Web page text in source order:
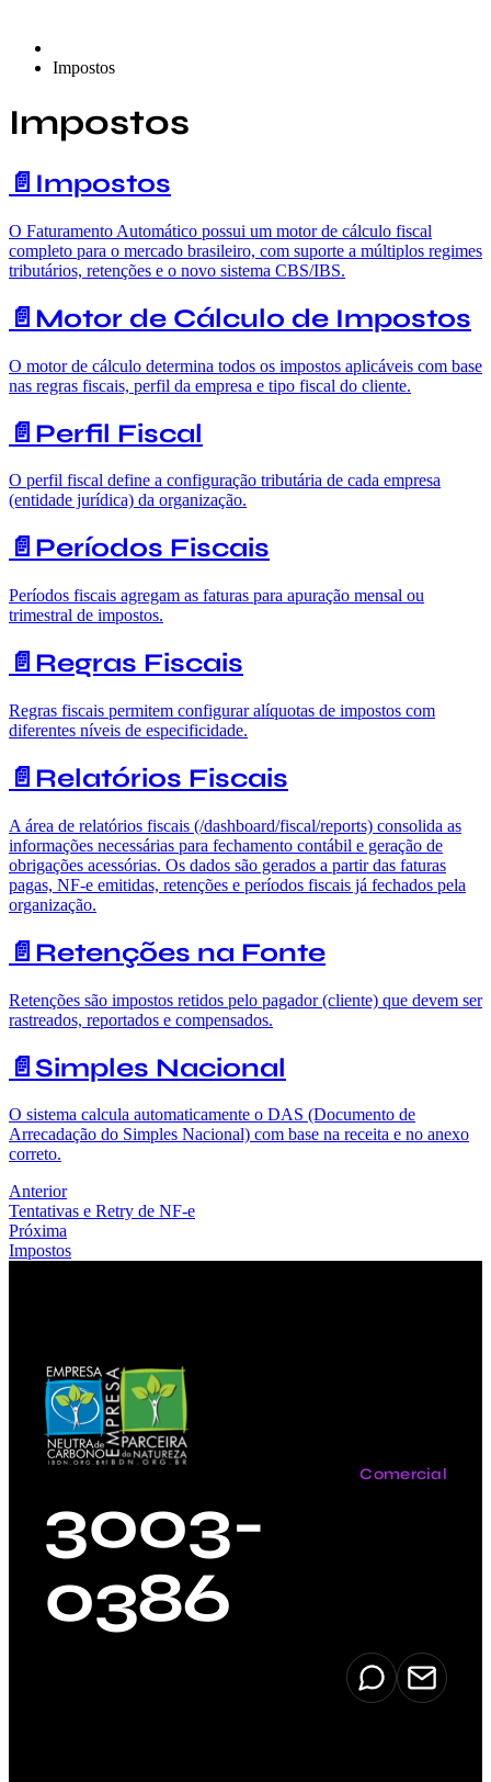
Impostos
Impostos
📄️ Impostos
O Faturamento Automático possui um motor de cálculo fiscal
completo para o mercado brasileiro, com suporte a múltiplos regimes
tributários, retenções e o novo sistema CBS/IBS.
📄️ Motor de Cálculo de Impostos
O motor de cálculo determina todos os impostos aplicáveis com base
nas regras fiscais, perfil da empresa e tipo fiscal do cliente.
📄️ Perfil Fiscal
O perfil fiscal define a configuração tributária de cada empresa
(entidade jurídica) da organização.
📄️ Períodos Fiscais
Períodos fiscais agregam as faturas para apuração mensal ou
trimestral de impostos.
📄️ Regras Fiscais
Regras fiscais permitem configurar alíquotas de impostos com
diferentes níveis de especificidade.
📄️ Relatórios Fiscais
A área de relatórios fiscais (/dashboard/fiscal/reports) consolida as
informações necessárias para fechamento contábil e geração de
obrigações acessórias. Os dados são gerados a partir das faturas
pagas, NF-e emitidas, retenções e períodos fiscais já fechados pela
organização.
📄️ Retenções na Fonte
Retenções são impostos retidos pelo pagador (cliente) que devem ser
rastreados, reportados e compensados.
📄️ Simples Nacional
O sistema calcula automaticamente o DAS (Documento de
Arrecadação do Simples Nacional) com base na receita e no anexo
correto.
Anterior
Tentativas e Retry de NF-e
Próxima
Impostos
Comercial
3003-
0386